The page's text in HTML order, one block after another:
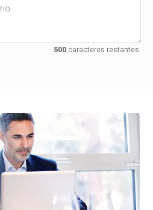
500caracteres restantes.